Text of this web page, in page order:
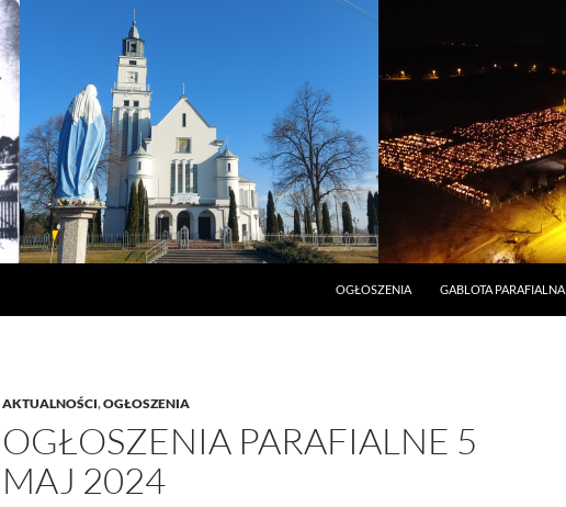
OGŁOSZENIA
GABLOTA PARAFIALNA
AKTUALNOŚCI,OGŁOSZENIA
OGŁOSZENIA PARAFIALNE 5
MAJ 2024